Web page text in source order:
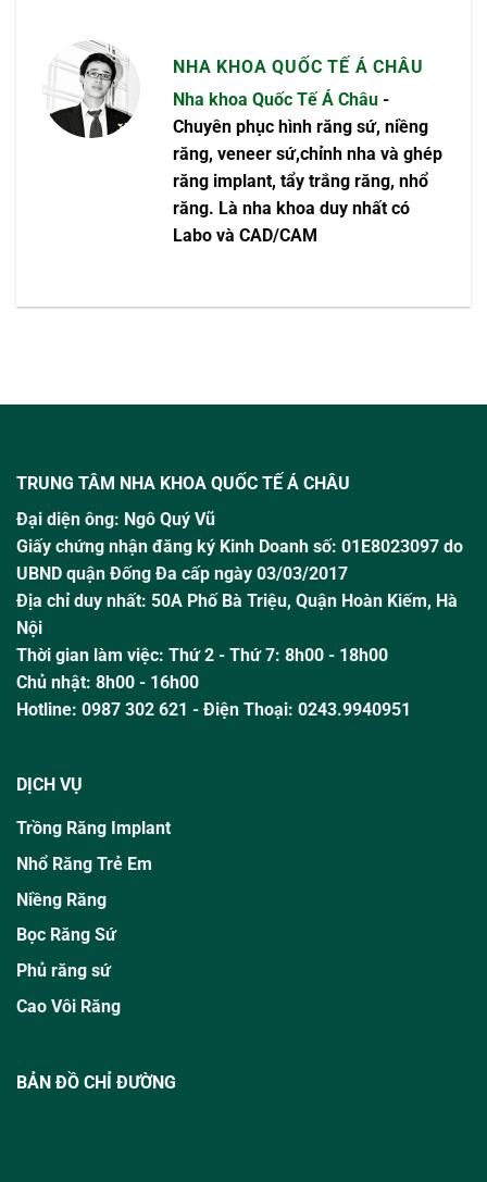
NHA KHOA QUỐC TẾ Á CHÂU
Nha khoa Quốc Tế Á Châu -
Chuyên phục hình răng sứ, niềng
răng, veneer sứ,chỉnh nha và ghép
răng implant, tẩy trắng răng, nhổ
răng. Là nha khoa duy nhất có
Labo và CAD/CAM
TRUNG TÂM NHA KHOA QUỐC TẾ Á CHÂU
Đại diện ông: Ngô Quý Vũ
Giấy chứng nhận đăng ký Kinh Doanh số: 01E8023097 do
UBND quận Đống Đa cấp ngày 03/03/2017
Địa chỉ duy nhất: 50A Phố Bà Triệu, Quận Hoàn Kiếm, Hà
Nội
Thời gian làm việc: Thứ 2 - Thứ 7: 8h00 - 18h00
Chủ nhật: 8h00 - 16h00
Hotline: 0987 302 621 - Điện Thoại: 0243.9940951
DỊCH VỤ
Trồng Răng Implant
Nhổ Răng Trẻ Em
Niềng Răng
Bọc Răng Sứ
Phủ răng sứ
Cao Vôi Răng
BẢN ĐỒ CHỈ ĐƯỜNG